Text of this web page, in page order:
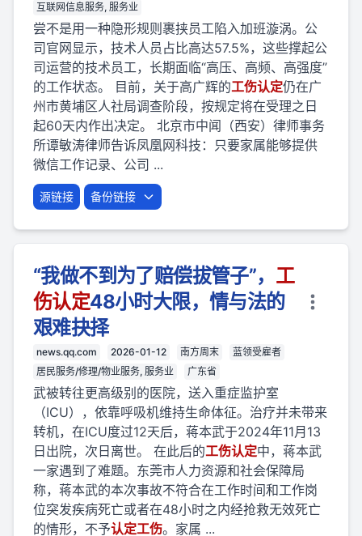
互联网信息服务, 服务业
尝不是用一种隐形规则裹挟员工陷入加班漩涡。公
司官网显示，技术人员占比高达57.5%，这些撑起公
司运营的技术员工，长期面临“高压、高频、高强度”
的工作状态。 目前，关于高广辉的工伤认定仍在广
州市黄埔区人社局调查阶段，按规定将在受理之日
起60天内作出决定。 北京市中闻（西安）律师事务
所谭敏涛律师告诉凤凰网科技：只要家属能够提供
微信工作记录、公司 ...
源链接 备份链接
“我做不到为了赔偿拔管子”， 工
伤认定48小时大限，情与法的
艰难抉择
news.qq.com 2026-01-12 南方周末
蓝领受雇者
居民服务/修理/物业服务, 服务业
广东省
武被转往更高级别的医院，送入重症监护室
（ICU），依靠呼吸机维持生命体征。治疗并未带来
转机，在ICU度过12天后，蒋本武于2024年11月13
日出院，次日离世。 在此后的工伤认定中，蒋本武
一家遇到了难题。东莞市人力资源和社会保障局
称，蒋本武的本次事故不符合在工作时间和工作岗
位突发疾病死亡或者在48小时之内经抢救无效死亡
的情形，不予认定工伤。家属 ...